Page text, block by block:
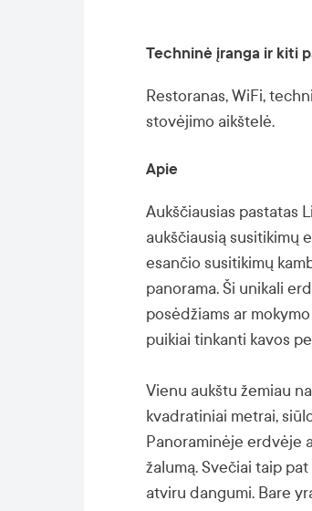
Techninė įranga ir kiti
Restoranas, WiFi,
stovėjimo aikštelė.
Apie
Aukščiausias pastatas
aukščiausią susitikimų
esančio susitikimų
panorama. Ši unikali
posėdžiams ar
puikiai tinkanti kavos
Vienu aukštu žemiau
kvadratiniai metrai,
Panoraminėje erdvėje
žalumą. Svečiai taip
atviru dangumi. Bare